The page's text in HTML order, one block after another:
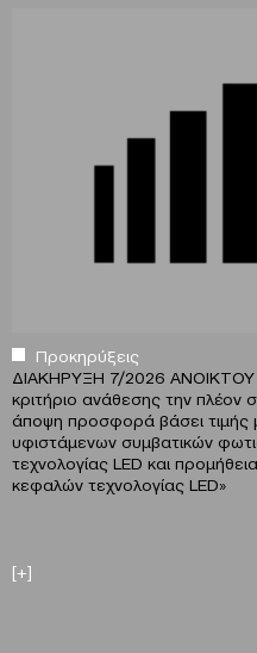
Προκηρύξεις
ΔΙΑΚΗΡΥΞΗ 7/2026
κριτήριο ανάθεσης την πλέον
άποψη προσφορά βάσει τιμής
υφιστάμενων συμβατικών
τεχνολογίας LED και
κεφαλών τεχνολογίας LED»
[+]